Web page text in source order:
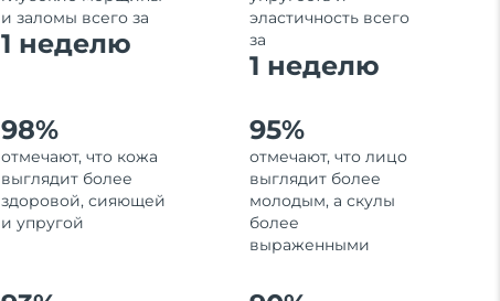
и заломы всего за
1 неделю
эластичность всего
за
1 неделю
98%
отмечают, что кожа
выглядит более
здоровой, сияющей
и упругой
95%
отмечают, что лицо
выглядит более
молодым, а скулы
более
выраженными